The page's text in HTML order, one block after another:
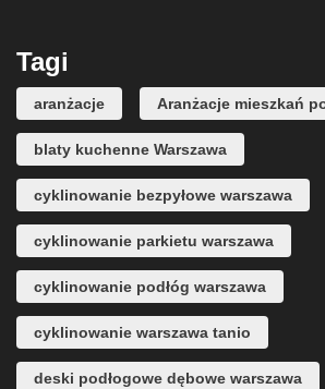
Tagi
aranżacje Aranżacje mieszkań
blaty kuchenne Warszawa
cyklinowanie bezpyłowe warszawa
cyklinowanie parkietu warszawa
cyklinowanie podłóg warszawa
cyklinowanie warszawa tanio
deski podłogowe dębowe warszawa